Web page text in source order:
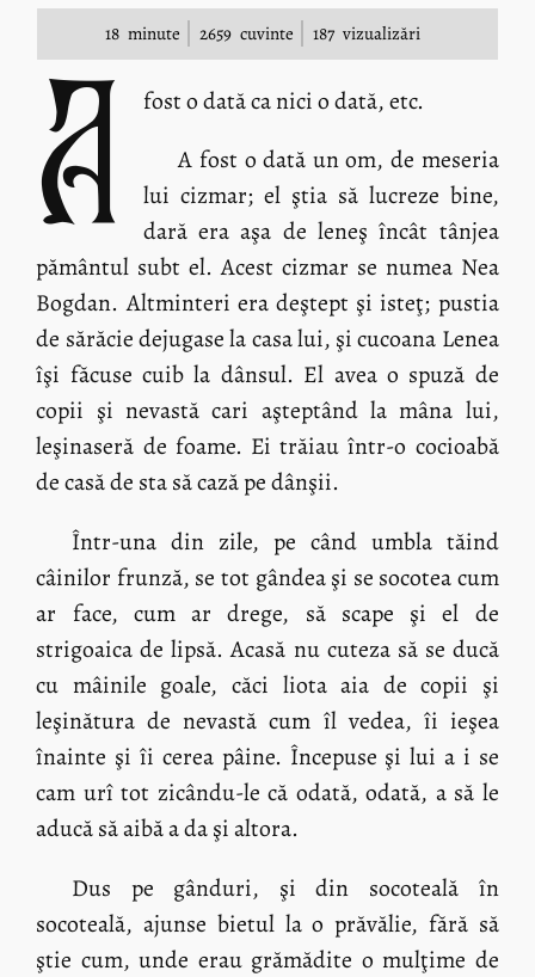
18 minute 2659 cuvinte 187 vizualizări
A
fost o dată ca nici o dată, etc.
A fost o dată un om, de meseria
lui cizmar; el ştia să lucreze bine,
dară era aşa de leneş încât tânjea
pământul subt el. Acest cizmar se numea Nea
Bogdan. Altminteri era deştept şi isteţ; pustia
de sărăcie dejugase la casa lui, şi cucoana Lenea
îşi făcuse cuib la dânsul. El avea o spuză de
copii şi nevastă cari aşteptând la mâna lui,
leşinaseră de foame. Ei trăiau într-o cocioabă
de casă de sta să cază pe dânşii.
Într-una din zile, pe când umbla tăind
câinilor frunză, se tot gândea şi se socotea cum
ar face, cum ar drege, să scape şi el de
strigoaica de lipsă. Acasă nu cuteza să se ducă
cu mâinile goale, căci liota aia de copii şi
leşinătura de nevastă cum îl vedea, îi ieşea
înainte şi îi cerea pâine. Începuse şi lui a i se
cam urî tot zicându-le că odată, odată, a să le
aducă să aibă a da şi altora.
Dus pe gânduri, şi din socoteală în
socoteală, ajunse bietul la o prăvălie, fără să
ştie cum, unde erau grămădite o mulţime de